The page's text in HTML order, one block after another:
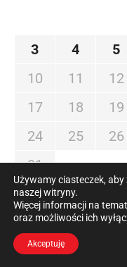
3
4 5
10
11 12
17
18 19
24
25 26
31
« lip
Używamy ciasteczek,
naszej witryny.
Więcej informacji na
oraz możliwości ich
Akceptuję